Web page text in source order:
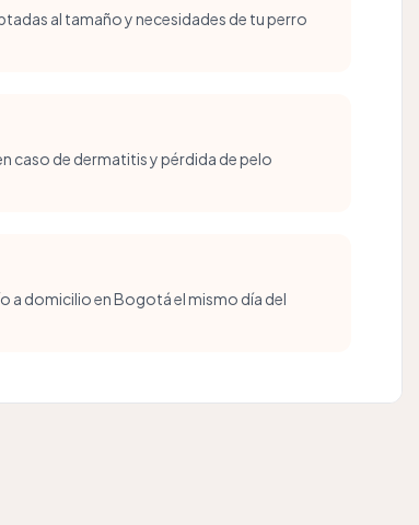
al tamaño y necesidades de tu perro
caso de dermatitis y pérdida de pelo
a domicilio en Bogotá el mismo día del